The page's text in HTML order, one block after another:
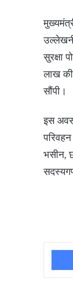
सुरक्षा
लाख
सौंपी।
इस
भसीन,